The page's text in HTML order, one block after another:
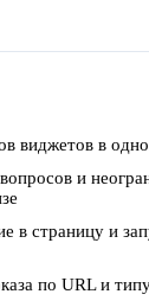
виджетов в
и
в страницу и
по URL и